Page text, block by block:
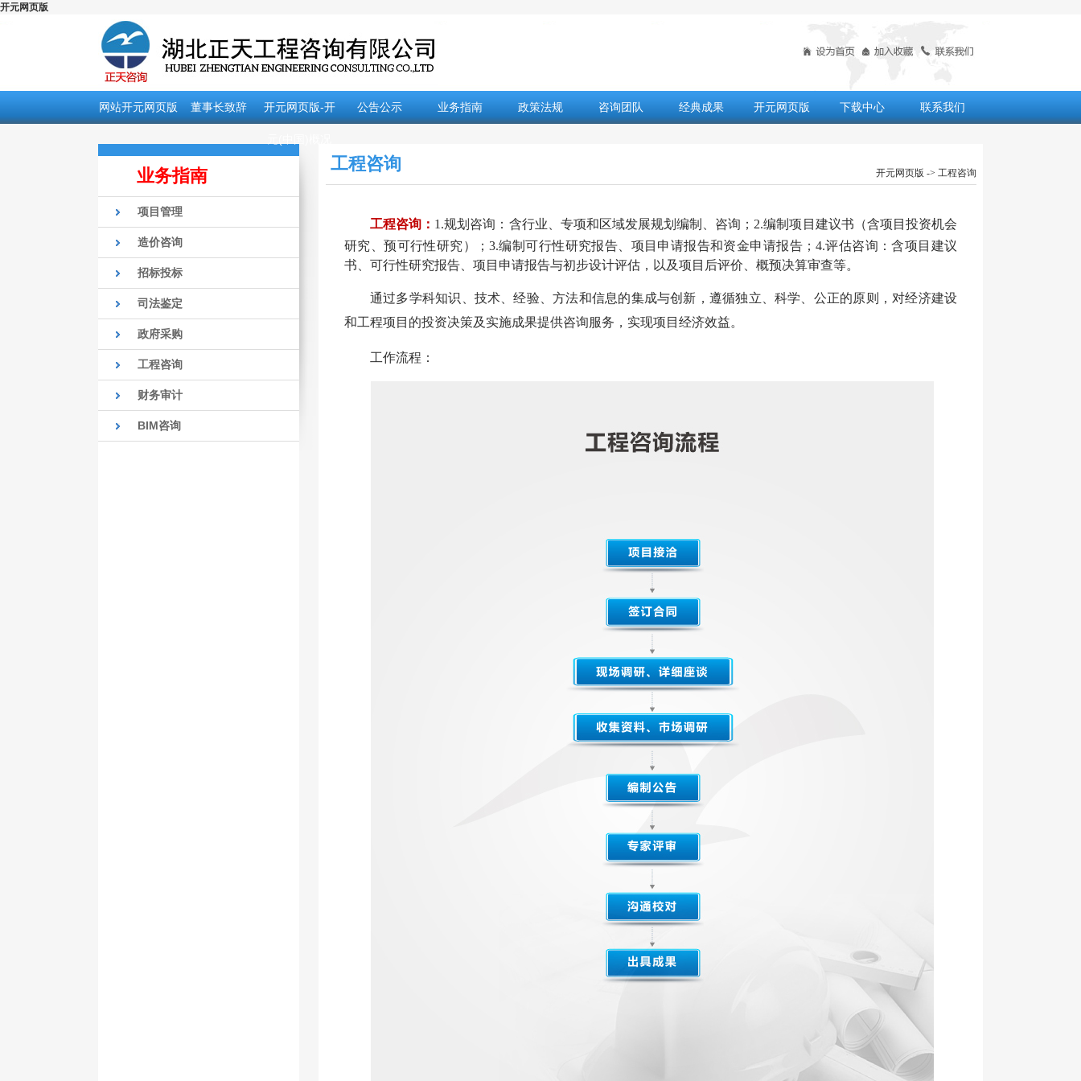
开元网页版
网站开元网页版 董事长致辞 开元网页版-开 公告公示 业务指南 政策法规 咨询团队 经典成果 开元网页版 下载中心 联系我们
业务指南
项目管理
造价咨询
招标投标
司法鉴定
政府采购
工程咨询
财务审计
BIM咨询
工程咨询 开元网页版 -> 工程咨询
工程咨询： 1.规划咨询：含行业、专项和区域发展规划编制、咨询；2.编制项目建议书（含项目投资机会
研究、预可行性研究）；3.编制可行性研究报告、项目申请报告和资金申请报告；4.评估咨询：含项目建议
书、可行性研究报告、项目申请报告与初步设计评估，以及项目后评价、概预决算审查等。
通过多学科知识、技术、经验、方法和信息的集成与创新，遵循独立、科学、公正的原则，对经济建设
和工程项目的投资决策及实施成果提供咨询服务，实现项目经济效益。
工作流程：